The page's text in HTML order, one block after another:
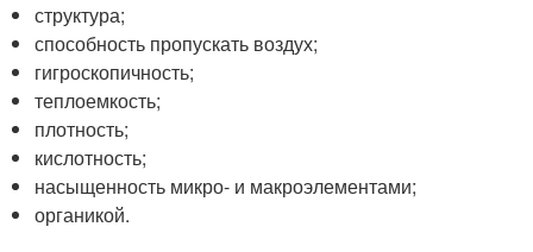
структура;
способность пропускать воздух;
гигроскопичность;
теплоемкость;
плотность;
кислотность;
насыщенность микро- и макроэлементами;
органикой.